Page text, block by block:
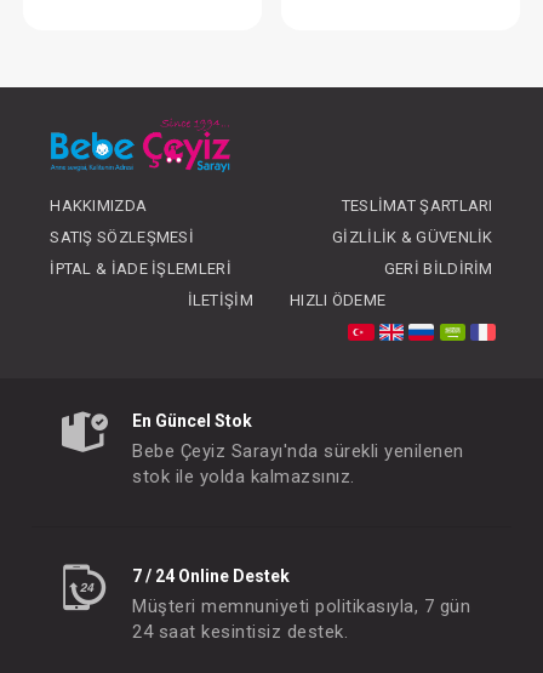
OLUNUZ
HAKKIMIZDA
TESLIMAT ŞARTLARI
SATIŞ SÖZLEŞMESI
GIZLILIK & GÜVENLIK
İPTAL & İADE İŞLEMLERI
GERI BILDIRIM
İLETIŞIM
HIZLI ÖDEME
En Güncel Stok
Bebe Çeyiz Sarayı'nda sürekli yenilenen
stok ile yolda kalmazsınız.
7 / 24 Online Destek
Müşteri memnuniyeti politikasıyla, 7 gün
24 saat kesintisiz destek.